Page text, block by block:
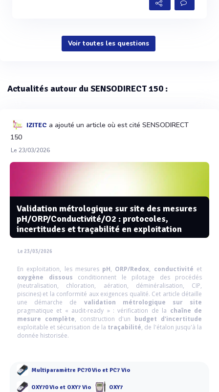
Voir toutes les questions
Actualités autour du SENSODIRECT 150 :
IZITEC a ajouté un article où est cité SENSODIRECT
150
Le 23/03/2026
Validation métrologique sur site des mesures
pH/ORP/Conductivité/O2 : protocoles,
incertitudes et traçabilité en exploitation
Le 23/03/2026
En exploitation, les mesures pH, ORP/Redox, conductivité et
oxygène dissous conditionnent le pilotage des procédés
(neutralisation, chloration, aération, déminéralisation, CIP,
piscines) et la conformité aux exigences qualité. Cet article détaille
une démarche de validation métrologique sur site
pragmatique et « audit-ready » : vérification de la chaîne de
mesure complète, construction d'un budget d'incertitude
exploitable et sécurisation de la traçabilité, de l'étalon jusqu'à la
donnée historisée.
Multiparamètre PC70 Vio et PC7 Vio
OXY70 Vio et OXY7 Vio OXY7